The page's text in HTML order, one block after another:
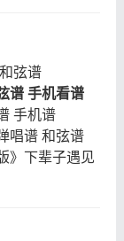
弦谱
谱 手机看谱
手机谱
唱谱 和弦谱
》下辈子遇见